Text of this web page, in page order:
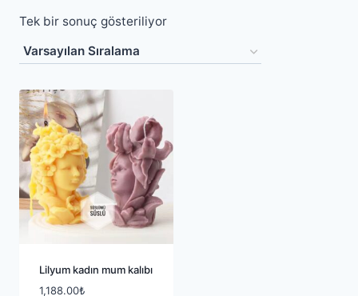
Tek bir sonuç gösteriliyor
Lilyum kadın mum kalıbı
1,188.00₺